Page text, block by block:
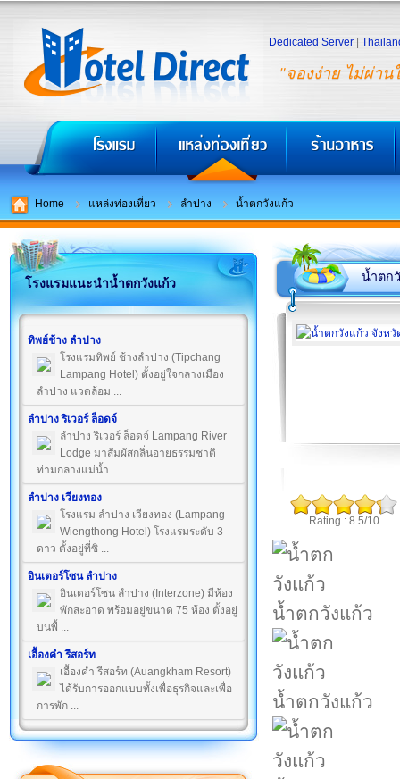
"จองง่าย ไม่ผ่าน
Dedicated Server
Home แหล่งท่องเที่ยว ลำปาง น้ำตกวังแก้ว
โรงแรมแนะนำน้ำตกวังแก้ว
ทิพย์ช้าง ลำปาง
โรงแรมทิพย์ ช้างลำปาง (Tipchang
Lampang Hotel) ตั้งอยู่ใจกลางเมือง
ลำปาง แวดล้อม ...
ลำปาง ริเวอร์ ล็อดจ์
ลำปาง ริเวอร์ ล็อดจ์ Lampang River
Lodge มาสัมผัสกลิ่นอายธรรมชาติ
ท่ามกลางแม่น้ำ ...
ลำปาง เวียงทอง
โรงแรม ลำปาง เวียงทอง (Lampang
Wiengthong Hotel) โรงแรมระดับ 3
ดาว ตั้งอยู่ที่ซิ ...
อินเตอร์โซน ลำปาง
อินเตอร์โซน ลำปาง (Interzone) มีห้อง
พักสะอาด พร้อมอยู่ขนาด 75 ห้อง ตั้งอยู่
บนพื้ ...
เอื้องคำ รีสอร์ท
เอื้องคำ รีสอร์ท (Auangkham Resort)
ได้รับการออกแบบทั้งเพื่อธุรกิจและเพื่อ
การพัก ...
น้ำตก
Rating : 8.5/10
น้ำตกวังแก้ว
น้ำตกวังแก้ว